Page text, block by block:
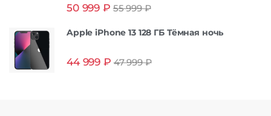
из 5
50 999 ₽ 55 999₽
Apple iPhone 13 128 ГБ Тёмная ночь
44 999 ₽ 47 999₽